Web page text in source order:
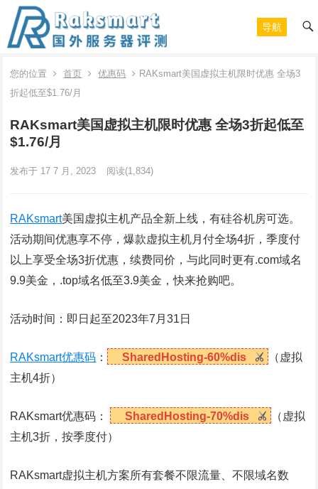
导航
您的位置 首页 优惠码
RAKsmart美国虚拟主机限时优惠 全场3
折起低至$1.76/月
RAKsmart美国虚拟主机限时优惠 全场3折起低至
$1.76/月
发布于 17 7 月, 2023 阅读(1,834)
RAKsmart美国虚拟主机产品全新上线，有硅谷机房可选。
活动期间优惠享不停，爆款虚拟主机月付全场4折，季度付
以上享受全场3折优惠，续费同价，与此同时更有.com域名
9.9美金，.top域名低至3.9美金，快来抢购吧。
活动时间：即日起至2023年7月31日
RAKsmart优惠码 ： SharedHosting-60%dis
（虚拟
主机4折）
RAKsmart优惠码： SharedHosting-70%dis
（虚拟
主机3折，按季度付）
RAKsmart虚拟主机方案所有套餐不限流量、不限域名数